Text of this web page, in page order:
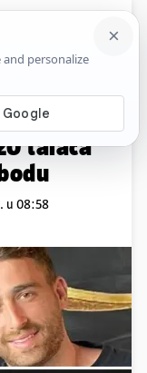
Komentari
za
talaca
u 08:58